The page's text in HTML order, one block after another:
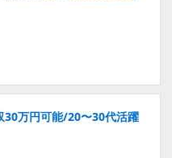
万円可能/20〜30代活躍